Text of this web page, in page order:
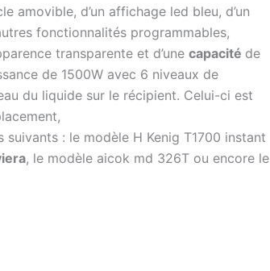
amovible, d’un affichage led bleu, d’un
fonctionnalités programmables,
transparente et d’une capacité de
de 1500W avec 6 niveaux de
du liquide sur le récipient. Celui-ci est
: le modèle H Kenig T1700 instant
, le modèle aicok md 326T ou encore le